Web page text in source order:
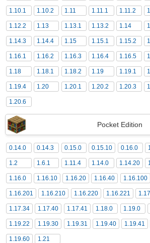
1.10.1 1.10.2 1.11 1.11.1 1.11.2
1.12.2 1.13 1.13.1 1.13.2 1.14
1.14.3 1.14.4 1.15 1.15.1 1.15.2
1.16.1 1.16.2 1.16.3 1.16.4 1.16.5
1.18 1.18.1 1.18.2 1.19 1.19.1
1.19.4 1.20 1.20.1 1.20.2 1.20.3
1.20.6
Pocket Edition
0.14.0 0.14.3 0.15.0 0.15.10 0.16.0
1.2 1.6.1 1.11.4 1.14.0 1.14.20
1.16.0 1.16.10 1.16.20 1.16.40 1.16.100
1.16.201 1.16.210 1.16.220 1.16.221
1.17.34 1.17.40 1.17.41 1.18.0 1.19.0
1.19.22 1.19.30 1.19.31 1.19.40 1.19.41
1.19.60 1.21